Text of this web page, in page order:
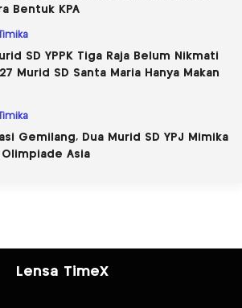
Bentuk KPA
SD YPPK Tiga Raja Belum Nikmati
27 Murid SD Santa Maria Hanya Makan
Gemilang, Dua Murid SD YPJ Mimika
Olimpiade Asia
Lensa TimeX